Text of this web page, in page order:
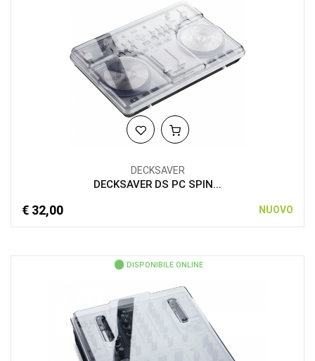
DECKSAVER
DECKSAVER DS PC SPIN...
€ 32,00 NUOVO
DISPONIBILE ONLINE